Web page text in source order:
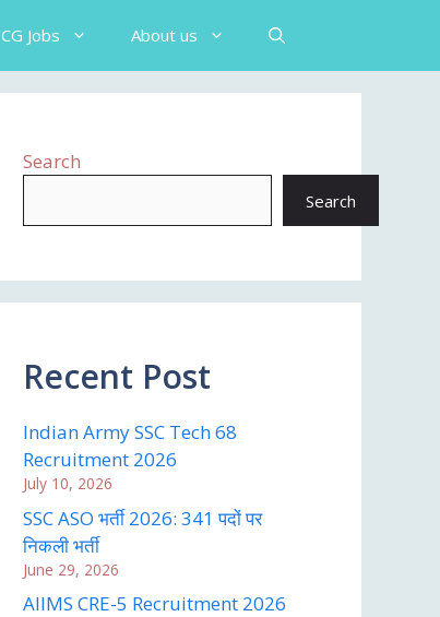
CG Jobs About us
Search
Search
Recent Post
Indian Army SSC Tech 68
Recruitment 2026
July 10, 2026
SSC ASO भर्ती 2026: 341 पदों पर
निकली भर्ती
June 29, 2026
AIIMS CRE-5 Recruitment 2026